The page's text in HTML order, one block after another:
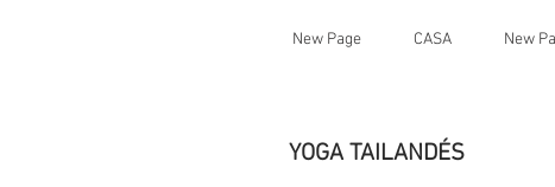
New Page CASA New
YOGA TAILANDÉS